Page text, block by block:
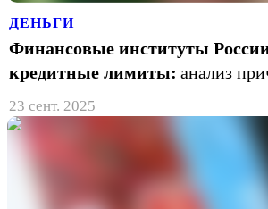
ДЕНЬГИ
Финансовые институты
кредитные лимиты: анализ
23 сент. 2025